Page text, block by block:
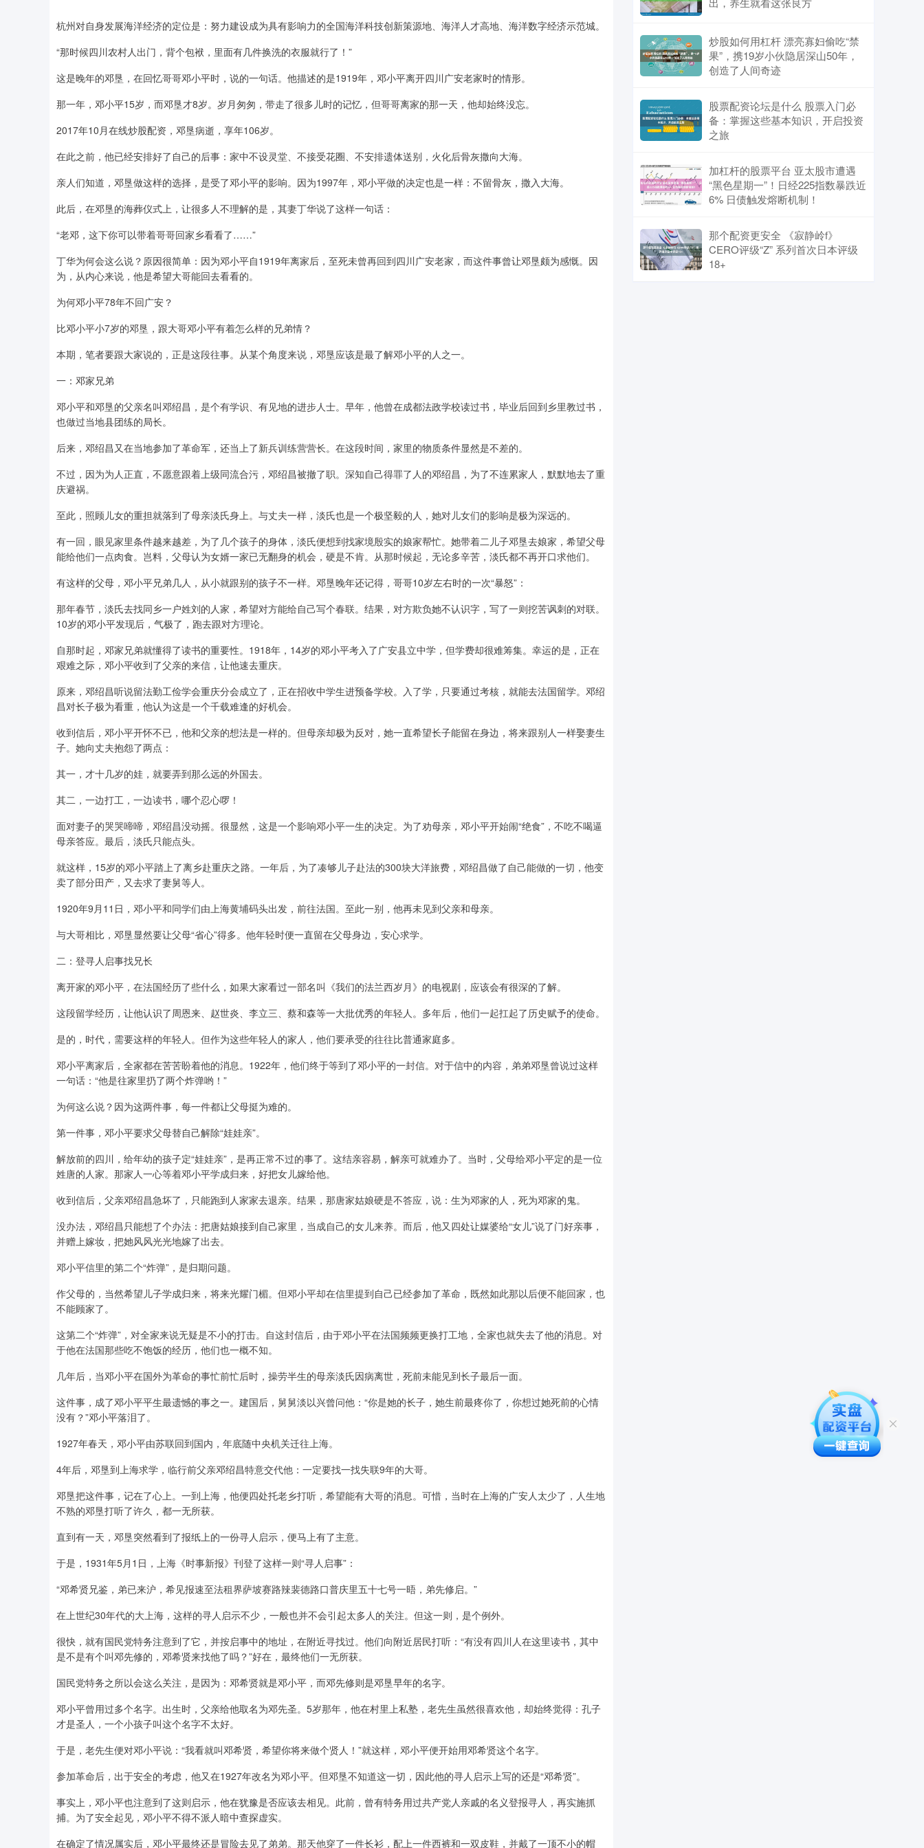
杭州对自身发展海洋经济的定位是：努力建设成为具有影响力的全国海洋科技创新策源地、海洋人才高地、海洋数字经济示范城。
“那时候四川农村人出门，背个包袱，里面有几件换洗的衣服就行了！”
这是晚年的邓垦，在回忆哥哥邓小平时，说的一句话。他描述的是1919年，邓小平离开四川广安老家时的情形。
那一年，邓小平15岁，而邓垦才8岁。岁月匆匆，带走了很多儿时的记忆，但哥哥离家的那一天，他却始终没忘。
2017年10月在线炒股配资，邓垦病逝，享年106岁。
在此之前，他已经安排好了自己的后事：家中不设灵堂、不接受花圈、不安排遗体送别，火化后骨灰撒向大海。
亲人们知道，邓垦做这样的选择，是受了邓小平的影响。因为1997年，邓小平做的决定也是一样：不留骨灰，撒入大海。
此后，在邓垦的海葬仪式上，让很多人不理解的是，其妻丁华说了这样一句话：
“老邓，这下你可以带着哥哥回家乡看看了……”
丁华为何会这么说？原因很简单：因为邓小平自1919年离家后，至死未曾再回到四川广安老家，而这件事曾让邓垦颇为感慨。因
为，从内心来说，他是希望大哥能回去看看的。
为何邓小平78年不回广安？
比邓小平小7岁的邓垦，跟大哥邓小平有着怎么样的兄弟情？
本期，笔者要跟大家说的，正是这段往事。从某个角度来说，邓垦应该是最了解邓小平的人之一。
一：邓家兄弟
邓小平和邓垦的父亲名叫邓绍昌，是个有学识、有见地的进步人士。早年，他曾在成都法政学校读过书，毕业后回到乡里教过书，
也做过当地县团练的局长。
后来，邓绍昌又在当地参加了革命军，还当上了新兵训练营营长。在这段时间，家里的物质条件显然是不差的。
不过，因为为人正直，不愿意跟着上级同流合污，邓绍昌被撤了职。深知自己得罪了人的邓绍昌，为了不连累家人，默默地去了重
庆避祸。
至此，照顾儿女的重担就落到了母亲淡氏身上。与丈夫一样，淡氏也是一个极坚毅的人，她对儿女们的影响是极为深远的。
有一回，眼见家里条件越来越差，为了几个孩子的身体，淡氏便想到找家境殷实的娘家帮忙。她带着二儿子邓垦去娘家，希望父母
能给他们一点肉食。岂料，父母认为女婿一家已无翻身的机会，硬是不肯。从那时候起，无论多辛苦，淡氏都不再开口求他们。
有这样的父母，邓小平兄弟几人，从小就跟别的孩子不一样。邓垦晚年还记得，哥哥10岁左右时的一次“暴怒”：
那年春节，淡氏去找同乡一户姓刘的人家，希望对方能给自己写个春联。结果，对方欺负她不认识字，写了一则挖苦讽刺的对联。
10岁的邓小平发现后，气极了，跑去跟对方理论。
自那时起，邓家兄弟就懂得了读书的重要性。1918年，14岁的邓小平考入了广安县立中学，但学费却很难筹集。幸运的是，正在
艰难之际，邓小平收到了父亲的来信，让他速去重庆。
原来，邓绍昌听说留法勤工俭学会重庆分会成立了，正在招收中学生进预备学校。入了学，只要通过考核，就能去法国留学。邓绍
昌对长子极为看重，他认为这是一个千载难逢的好机会。
收到信后，邓小平开怀不已，他和父亲的想法是一样的。但母亲却极为反对，她一直希望长子能留在身边，将来跟别人一样娶妻生
子。她向丈夫抱怨了两点：
其一，才十几岁的娃，就要弄到那么远的外国去。
其二，一边打工，一边读书，哪个忍心啰！
面对妻子的哭哭啼啼，邓绍昌没动摇。很显然，这是一个影响邓小平一生的决定。为了劝母亲，邓小平开始闹“绝食”，不吃不喝逼
母亲答应。最后，淡氏只能点头。
就这样，15岁的邓小平踏上了离乡赴重庆之路。一年后，为了凑够儿子赴法的300块大洋旅费，邓绍昌做了自己能做的一切，他变
卖了部分田产，又去求了妻舅等人。
1920年9月11日，邓小平和同学们由上海黄埔码头出发，前往法国。至此一别，他再未见到父亲和母亲。
与大哥相比，邓垦显然要让父母“省心”得多。他年轻时便一直留在父母身边，安心求学。
二：登寻人启事找兄长
离开家的邓小平，在法国经历了些什么，如果大家看过一部名叫《我们的法兰西岁月》的电视剧，应该会有很深的了解。
这段留学经历，让他认识了周恩来、赵世炎、李立三、蔡和森等一大批优秀的年轻人。多年后，他们一起扛起了历史赋予的使命。
是的，时代，需要这样的年轻人。但作为这些年轻人的家人，他们要承受的往往比普通家庭多。
邓小平离家后，全家都在苦苦盼着他的消息。1922年，他们终于等到了邓小平的一封信。对于信中的内容，弟弟邓垦曾说过这样
一句话：“他是往家里扔了两个炸弹哟！”
为何这么说？因为这两件事，每一件都让父母挺为难的。
第一件事，邓小平要求父母替自己解除“娃娃亲”。
解放前的四川，给年幼的孩子定“娃娃亲”，是再正常不过的事了。这结亲容易，解亲可就难办了。当时，父母给邓小平定的是一位
姓唐的人家。那家人一心等着邓小平学成归来，好把女儿嫁给他。
收到信后，父亲邓绍昌急坏了，只能跑到人家家去退亲。结果，那唐家姑娘硬是不答应，说：生为邓家的人，死为邓家的鬼。
没办法，邓绍昌只能想了个办法：把唐姑娘接到自己家里，当成自己的女儿来养。而后，他又四处让媒婆给“女儿”说了门好亲事，
并赠上嫁妆，把她风风光光地嫁了出去。
邓小平信里的第二个“炸弹”，是归期问题。
作父母的，当然希望儿子学成归来，将来光耀门楣。但邓小平却在信里提到自己已经参加了革命，既然如此那以后便不能回家，也
不能顾家了。
这第二个“炸弹”，对全家来说无疑是不小的打击。自这封信后，由于邓小平在法国频频更换打工地，全家也就失去了他的消息。对
于他在法国那些吃不饱饭的经历，他们也一概不知。
几年后，当邓小平在国外为革命的事忙前忙后时，操劳半生的母亲淡氏因病离世，死前未能见到长子最后一面。
这件事，成了邓小平平生最遗憾的事之一。建国后，舅舅淡以兴曾问他：“你是她的长子，她生前最疼你了，你想过她死前的心情
没有？”邓小平落泪了。
1927年春天，邓小平由苏联回到国内，年底随中央机关迁往上海。
4年后，邓垦到上海求学，临行前父亲邓绍昌特意交代他：一定要找一找失联9年的大哥。
邓垦把这件事，记在了心上。一到上海，他便四处托老乡打听，希望能有大哥的消息。可惜，当时在上海的广安人太少了，人生地
不熟的邓垦打听了许久，都一无所获。
直到有一天，邓垦突然看到了报纸上的一份寻人启示，便马上有了主意。
于是，1931年5月1日，上海《时事新报》刊登了这样一则“寻人启事”：
“邓希贤兄鉴，弟已来沪，希见报速至法租界萨坡赛路辣裴德路口普庆里五十七号一晤，弟先修启。”
在上世纪30年代的大上海，这样的寻人启示不少，一般也并不会引起太多人的关注。但这一则，是个例外。
很快，就有国民党特务注意到了它，并按启事中的地址，在附近寻找过。他们向附近居民打听：“有没有四川人在这里读书，其中
是不是有个叫邓先修的，邓希贤来找他了吗？”好在，最终他们一无所获。
国民党特务之所以会这么关注，是因为：邓希贤就是邓小平，而邓先修则是邓垦早年的名字。
邓小平曾用过多个名字。出生时，父亲给他取名为邓先圣。5岁那年，他在村里上私塾，老先生虽然很喜欢他，却始终觉得：孔子
才是圣人，一个小孩子叫这个名字不太好。
于是，老先生便对邓小平说：“我看就叫邓希贤，希望你将来做个贤人！”就这样，邓小平便开始用邓希贤这个名字。
参加革命后，出于安全的考虑，他又在1927年改名为邓小平。但邓垦不知道这一切，因此他的寻人启示上写的还是“邓希贤”。
事实上，邓小平也注意到了这则启示，他在犹豫是否应该去相见。此前，曾有特务用过共产党人亲戚的名义登报寻人，再实施抓
捕。为了安全起见，邓小平不得不派人暗中查探虚实。
在确定了情况属实后，邓小平最终还是冒险去见了弟弟。那天他穿了一件长衫，配上一件西裤和一双皮鞋，并戴了一顶不小的帽
炒股如何用杠杆 漂亮寡妇偷吃“禁
果”，携19岁小伙隐居深山50年，
创造了人间奇迹
股票配资论坛是什么 股票入门必
备：掌握这些基本知识，开启投资
之旅
加杠杆的股票平台 亚太股市遭遇
“黑色星期一”！日经225指数暴跌近
6% 日债触发熔断机制！
那个配资更安全 《寂静岭f》
CERO评级“Z” 系列首次日本评级
18+